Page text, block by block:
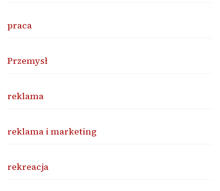
praca
Przemysł
reklama
reklama i marketing
rekreacja